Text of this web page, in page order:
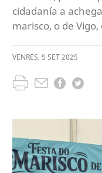
cidadanía a
marisco, o de
VENRES, 5 SET2025